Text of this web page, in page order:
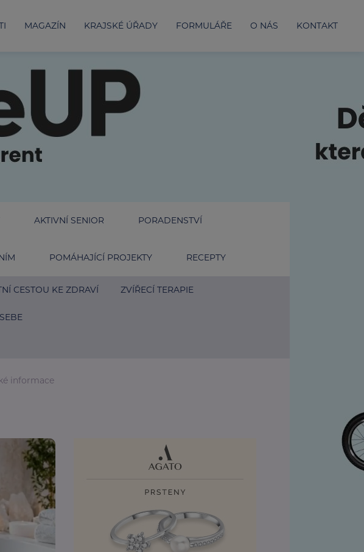
MAGAZÍN KRAJSKÉ ÚŘADY FORMULÁŘE O NÁS KONTAKT
AKTIVNÍ SENIOR PORADENSTVÍ
POMÁHAJÍCÍ PROJEKTY RECEPTY
CESTOU KE ZDRAVÍ ZVÍŘECÍ TERAPIE
informace